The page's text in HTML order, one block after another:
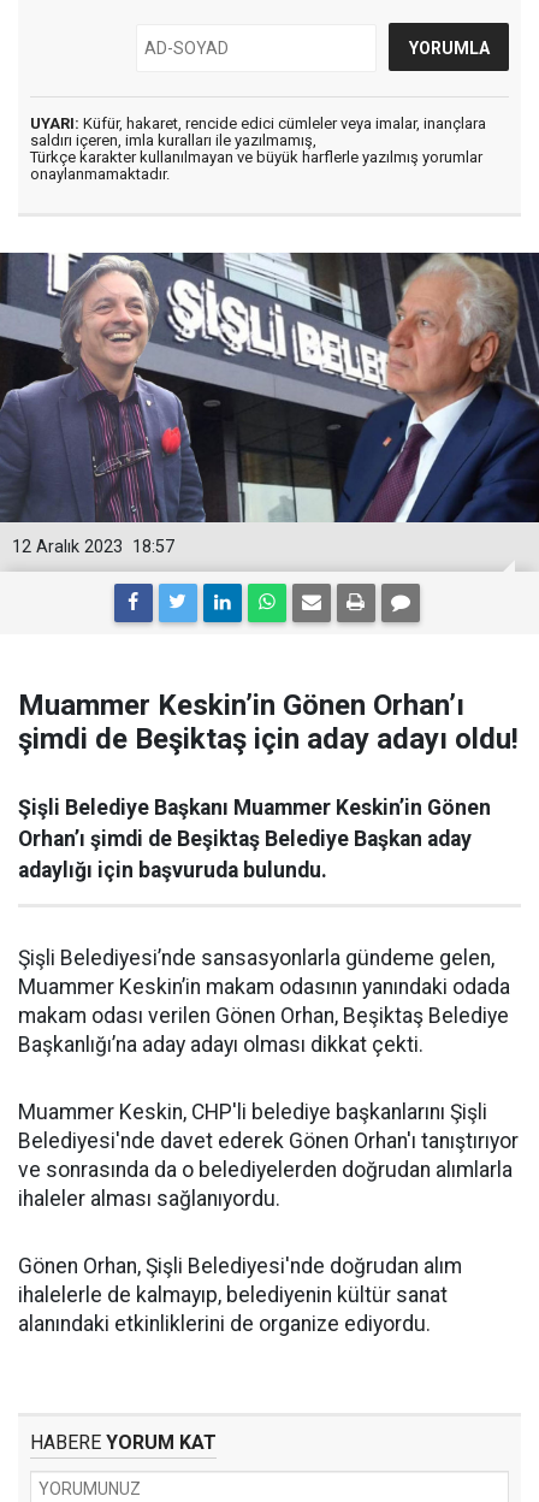
UYARI: Küfür, hakaret, rencide edici cümleler veya imalar, inançlara
saldırı içeren, imla kuralları ile yazılmamış,
Türkçe karakter kullanılmayan ve büyük harflerle yazılmış yorumlar
onaylanmamaktadır.
18:57
12 Aralık 2023
Muammer Keskin’in Gönen Orhan’ı
şimdi de Beşiktaş için aday adayı oldu!
Şişli Belediye Başkanı Muammer Keskin’in Gönen
Orhan’ı şimdi de Beşiktaş Belediye Başkan aday
adaylığı için başvuruda bulundu.
Şişli Belediyesi’nde sansasyonlarla gündeme gelen,
Muammer Keskin’in makam odasının yanındaki odada
makam odası verilen Gönen Orhan, Beşiktaş Belediye
Başkanlığı’na aday adayı olması dikkat çekti.
Muammer Keskin, CHP'li belediye başkanlarını Şişli
Belediyesi'nde davet ederek Gönen Orhan'ı tanıştırıyor
ve sonrasında da o belediyelerden doğrudan alımlarla
ihaleler alması sağlanıyordu.
Gönen Orhan, Şişli Belediyesi'nde doğrudan alım
ihalelerle de kalmayıp, belediyenin kültür sanat
alanındaki etkinliklerini de organize ediyordu.
HABERE YORUM KAT